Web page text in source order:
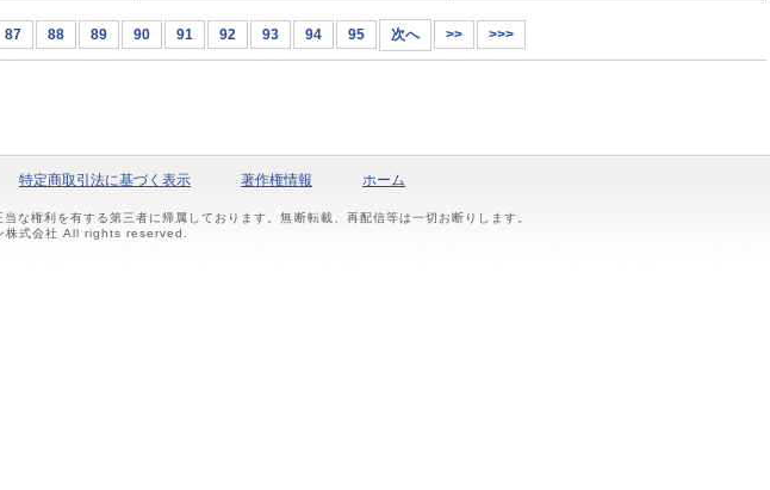
87 88 89 90 91 92 93 94 95 次へ >> >>>
特定商取引法に基づく表示 著作権情報 ホーム
権利を有する第三者に帰属しております。無断転載、再配信等は一切お断りします。
式会社 All rights reserved.